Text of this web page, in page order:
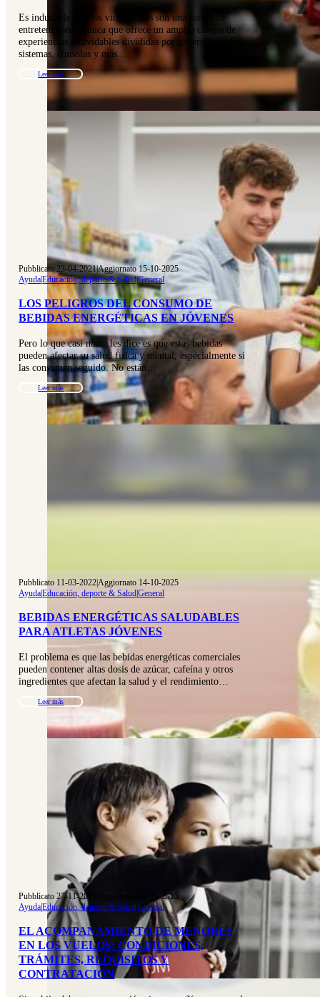
Es indudable que los videojuegos son una forma de
entretenimiento única que ofrece un amplio campo de
experiencias inolvidables divididas por géneros, edades,
sistemas, consolas y más.…
Leer más
Pubblicato 23-04-2021|Aggiornato 15-10-2025
Ayuda|Educación, deporte & Salud|General
LOS PELIGROS DEL CONSUMO DE
BEBIDAS ENERGÉTICAS EN JÓVENES
Pero lo que casi nadie les dice es que estas bebidas
pueden afectar su salud física y mental, especialmente si
las consumen seguido. No están…
Leer más
Pubblicato 11-03-2022|Aggiornato 14-10-2025
Ayuda|Educación, deporte & Salud|General
BEBIDAS ENERGÉTICAS SALUDABLES
PARA ATLETAS JÓVENES
El problema es que las bebidas energéticas comerciales
pueden contener altas dosis de azúcar, cafeína y otros
ingredientes que afectan la salud y el rendimiento…
Leer más
Pubblicato 27-11-2015
Aggiornato 02-10-2025
Ayuda|Educación, deporte & Salud|General
EL ACOMPAÑAMIENTO DE MENORES
EN LOS VUELOS: CONDICIONES,
TRÁMITES, REQUISITOS Y
CONTRATACIÓN